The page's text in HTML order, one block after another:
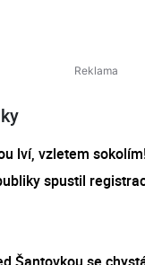
lví, vzletem
spustil